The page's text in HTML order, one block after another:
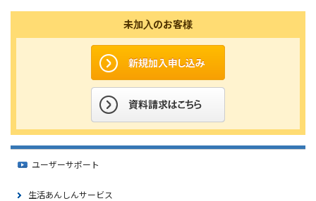
未加入のお客様
ユーザーサポート
生活あんしんサービス